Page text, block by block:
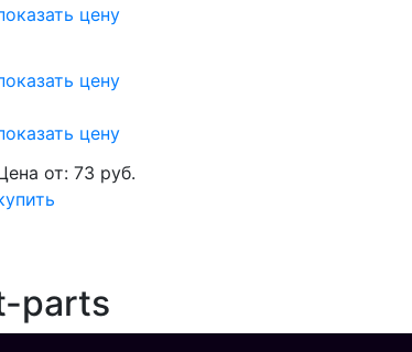
цену
цену
цену
от: 73 руб.
parts